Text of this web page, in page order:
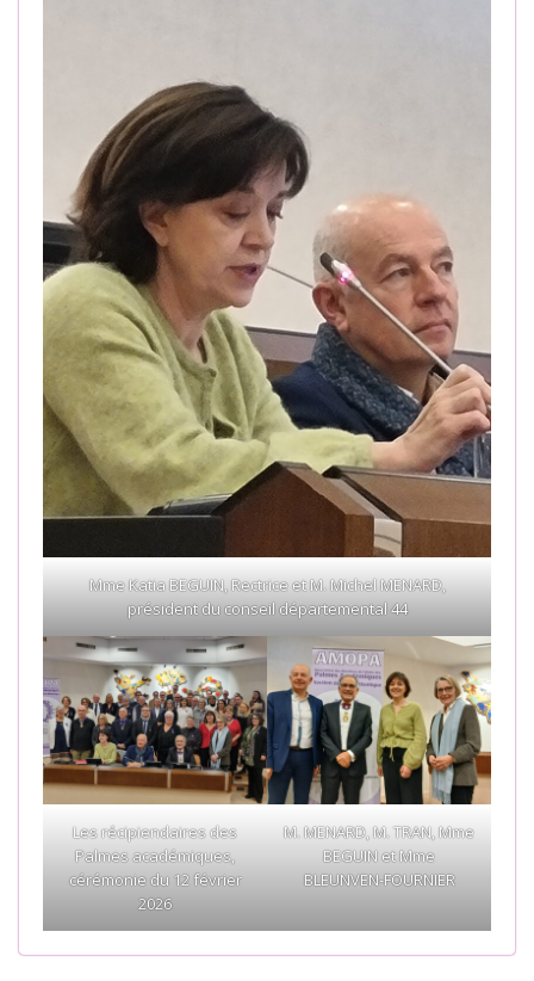
Mme Katia BEGUIN, Rectrice et M. Michel MENARD,
président du conseil départemental 44
Les récipiendaires des
Palmes académiques,
cérémonie du 12 février
2026
M. MENARD, M. TRAN, Mme
BEGUIN et Mme
BLEUNVEN-FOURNIER